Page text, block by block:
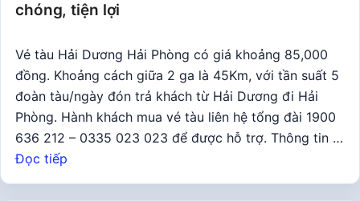
chóng, tiện lợi
Vé tàu Hải Dương Hải Phòng có giá khoảng 85,000
đồng. Khoảng cách giữa 2 ga là 45Km, với tần suất 5
đoàn tàu/ngày đón trả khách từ Hải Dương đi Hải
Phòng. Hành khách mua vé tàu liên hệ tổng đài 1900
636 212 – 0335 023 023 để được hỗ trợ. Thông tin …
Đọc tiếp